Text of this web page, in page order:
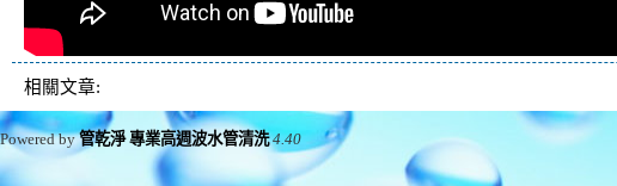
相關文章:
Powered by管乾淨 專業高週波水管清洗 4.40